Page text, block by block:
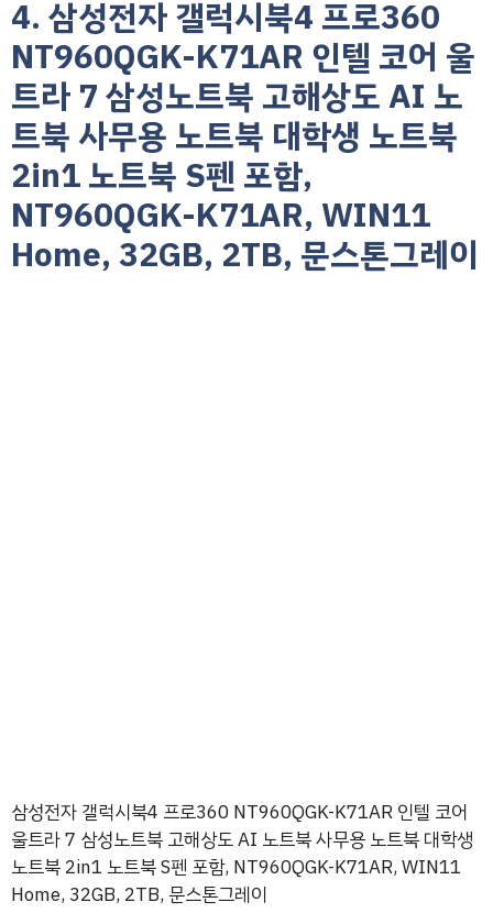
4. 삼성전자 갤럭시북4 프로360
NT960QGK-K71AR 인텔 코어 울
트라 7 삼성노트북 고해상도 AI 노
트북 사무용 노트북 대학생 노트북
2in1 노트북 S펜 포함,
NT960QGK-K71AR, WIN11
Home, 32GB, 2TB, 문스톤그레이
삼성전자 갤럭시북4 프로360 NT960QGK-K71AR 인텔 코어
울트라 7 삼성노트북 고해상도 AI 노트북 사무용 노트북 대학생
노트북 2in1 노트북 S펜 포함, NT960QGK-K71AR, WIN11
Home, 32GB, 2TB, 문스톤그레이